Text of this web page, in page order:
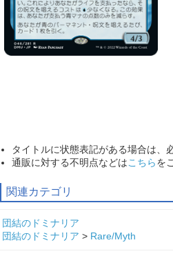
タイトルに状態表記がある場合は、
通販に対する不明点などはこちらを
関連カテゴリ
団結のドミナリア
団結のドミナリア > Rare/Myth